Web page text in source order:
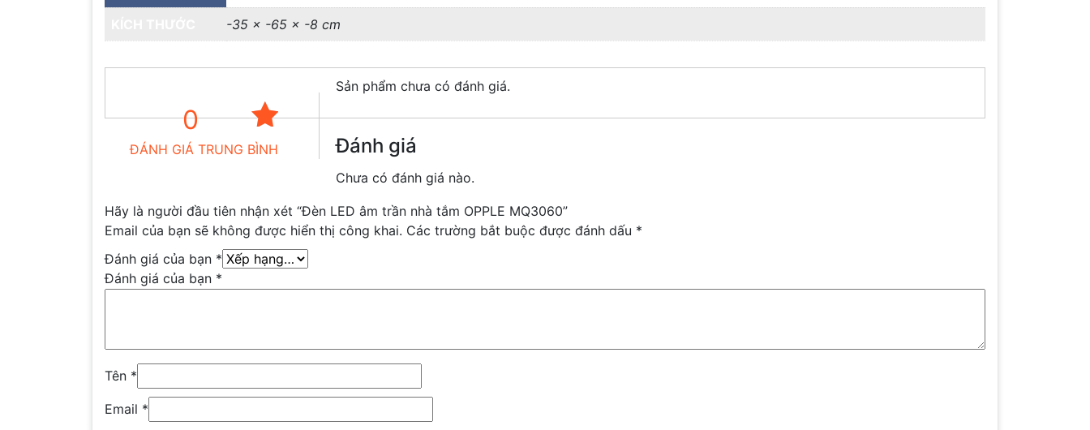
-35 × -65 × -8 cm
0
ĐÁNH GIÁ TRUNG BÌNH
Sản phẩm chưa có đánh giá.
Đánh giá
Chưa có đánh giá nào.
Hãy là người đầu tiên nhận xét “Đèn LED âm trần nhà tắm OPPLE MQ3060”
Email của bạn sẽ không được hiển thị công khai. Các trường bắt buộc được đánh dấu *
Đánh giá của bạn *
Đánh giá của bạn *
Tên *
Email *